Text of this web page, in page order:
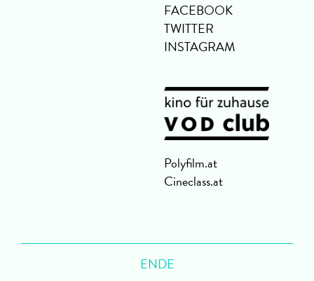
FACEBOOK
TWITTER
INSTAGRAM
Polyfilm.at
Cineclass.at
ENDE